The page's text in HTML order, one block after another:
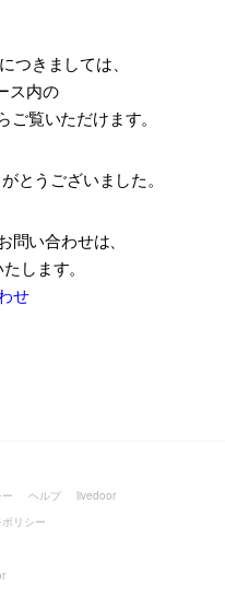
つきましては
ス内の
ご覧いただけます。
とうございました。
問い合わせは、
します。
せ
ヘルプ
livedoor
リシー